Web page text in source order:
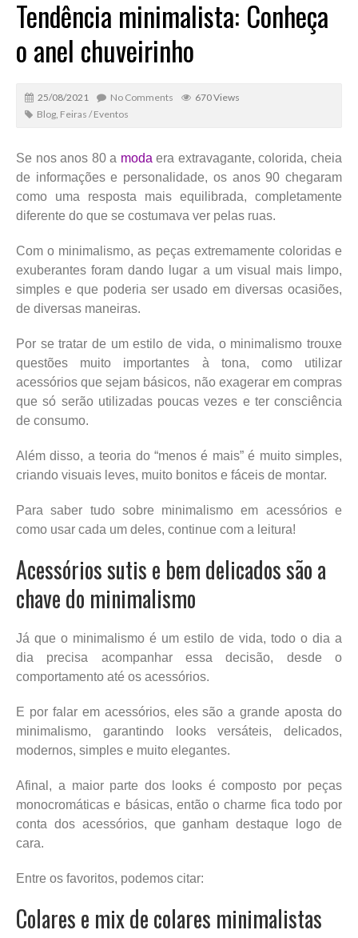
Tendência minimalista: Conheça
o anel chuveirinho
25/08/2021 No Comments
670 Views
Blog Feiras / Eventos
Se nos anos 80 a moda era extravagante, colorida, cheia
de informações e personalidade, os anos 90 chegaram
como uma resposta mais equilibrada, completamente
diferente do que se costumava ver pelas ruas.
Com o minimalismo, as peças extremamente coloridas e
exuberantes foram dando lugar a um visual mais limpo,
simples e que poderia ser usado em diversas ocasiões,
de diversas maneiras.
Por se tratar de um estilo de vida, o minimalismo trouxe
questões muito importantes à tona, como utilizar
acessórios que sejam básicos, não exagerar em compras
que só serão utilizadas poucas vezes e ter consciência
de consumo.
Além disso, a teoria do “menos é mais” é muito simples,
criando visuais leves, muito bonitos e fáceis de montar.
Para saber tudo sobre minimalismo em acessórios e
como usar cada um deles, continue com a leitura!
Acessórios sutis e bem delicados são a
chave do minimalismo
Já que o minimalismo é um estilo de vida, todo o dia a
dia precisa acompanhar essa decisão, desde o
comportamento até os acessórios.
E por falar em acessórios, eles são a grande aposta do
minimalismo, garantindo looks versáteis, delicados,
modernos, simples e muito elegantes.
Afinal, a maior parte dos looks é composto por peças
monocromáticas e básicas, então o charme fica todo por
conta dos acessórios, que ganham destaque logo de
cara.
Entre os favoritos, podemos citar:
Colares e mix de colares minimalistas